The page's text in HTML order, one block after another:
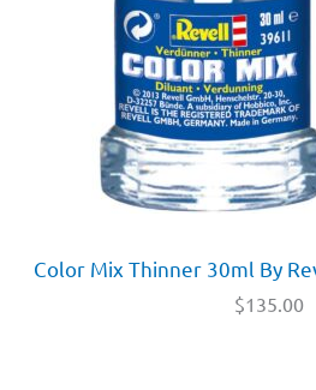
Color Mix Thinner 30ml By
$135.00